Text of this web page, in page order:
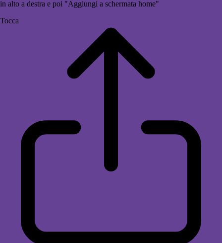
in alto a destra e poi "Aggiungi a schermata home"
Tocca